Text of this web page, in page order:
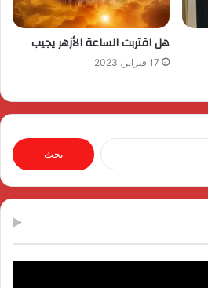
هل اقتربت الساعة الأزهر يجيب
17 فبراير، 2023
البحث
عن: